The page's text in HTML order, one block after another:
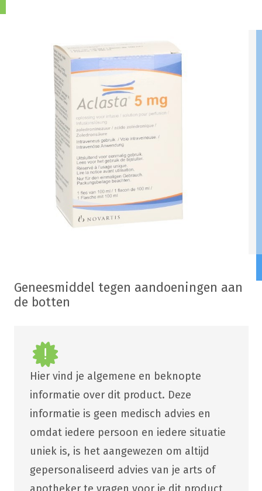
Geneesmiddel tegen aandoeningen aan
de botten
Hier vind je algemene en beknopte
informatie over dit product. Deze
informatie is geen medisch advies en
omdat iedere persoon en iedere situatie
uniek is, is het aangewezen om altijd
gepersonaliseerd advies van je arts of